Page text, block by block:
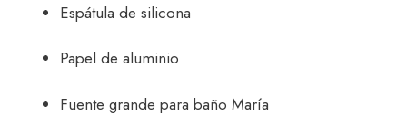
Espátula de silicona
Papel de aluminio
Fuente grande para baño María